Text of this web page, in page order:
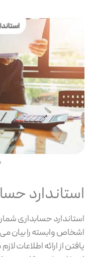
استاندارد
اشخاص وابسته را بیان
یافتن از ارائه اطلاعات